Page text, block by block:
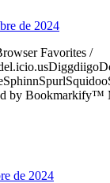
de 2024
Favorites /
by Bookmarkify™
de 2024